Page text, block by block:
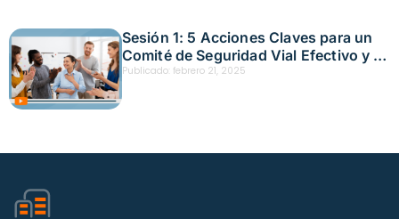
Sesión 1: 5 Acciones Claves para un
Comité de Seguridad Vial Efectivo y la
Prevención de Accidentes Fecha:
Publicado: febrero 21, 2025